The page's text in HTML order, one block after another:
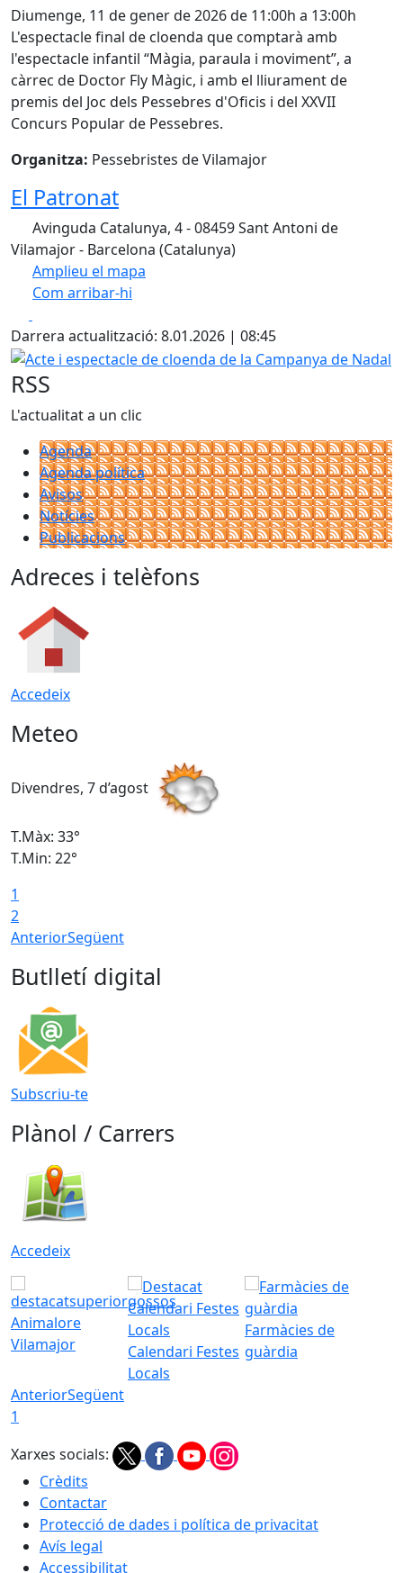
Diumenge, 11 de gener de 2026 de 11:00h a 13:00h
L'espectacle final de cloenda que comptarà amb
l'espectacle infantil “Màgia, paraula i moviment”, a
càrrec de Doctor Fly Màgic, i amb el lliurament de
premis del Joc dels Pessebres d'Oficis i del XXVII
Concurs Popular de Pessebres.
Organitza: Pessebristes de Vilamajor
El Patronat
Avinguda Catalunya, 4 - 08459 Sant Antoni de
Vilamajor - Barcelona (Catalunya)
Amplieu el mapa
Com arribar-hi
+
−
Darrera actualització: 8.01.2026 | 08:45
Acte i espectacle de cloenda de la Campanya de Nadal
RSS
L'actualitat a un clic
Agenda
Agenda política
Avisos
Notícies
Publicacions
Adreces i telèfons
Accedeix
Meteo
Divendres, 7 d’agost
T.Màx: 33°
T.Min: 22°
1
2
AnteriorSegüent
Butlletí digital
Subscriu-te
Plànol / Carrers
Accedeix
Animalore
Vilamajor
Calendari Festes
Locals
Farmàcies de
guàrdia
AnteriorSegüent
1
Xarxes socials:
Crèdits
Contactar
Protecció de dades i política de privacitat
Avís legal
Accessibilitat